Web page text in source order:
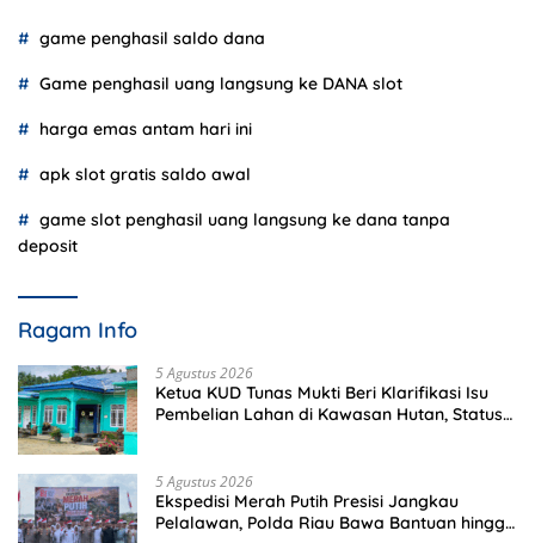
game penghasil saldo dana
Game penghasil uang langsung ke DANA slot
harga emas antam hari ini
apk slot gratis saldo awal
game slot penghasil uang langsung ke dana tanpa
deposit
Ragam Info
5 Agustus 2026
Ketua KUD Tunas Mukti Beri Klarifikasi Isu
Pembelian Lahan di Kawasan Hutan, Status
5 Agustus 2026
Ekspedisi Merah Putih Presisi Jangkau
Pelalawan, Polda Riau Bawa Bantuan hingga